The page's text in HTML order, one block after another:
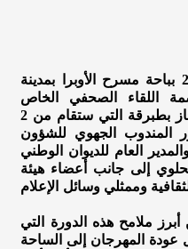
انعقد اليوم الثلاثاء 23 جوان 2026 بباحة مسرح الأوبرا بمدينة
اللقاء الصحفي الخاص
بالدورة العشرين من مهرجان الجاز بطبرقة التي ستقام من 2
وذلك بحضور المندوب الجهوي للشؤون
العام للديوان الوطني
إلى جانب أعضاء هيئة
وممثلي وسائل الإعلام
ملامح هذه الدورة التي
عودة المهرجان إلى الساحة